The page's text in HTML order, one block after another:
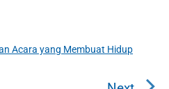
Acara yang Membuat Hidup